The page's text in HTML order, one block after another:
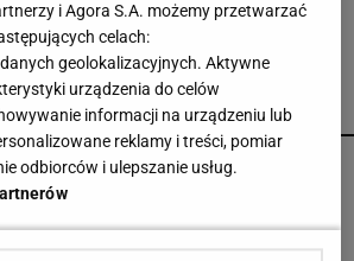
POLECAMY
zaatakowany nożem. Interweniował
ratunkowy
i Agora S.A. możemy przetwarzać
celach:
geolokalizacyjnych. Aktywne
urządzenia do celów
informacji na urządzeniu lub
reklamy i treści, pomiar
odbiorców i ulepszanie usług.